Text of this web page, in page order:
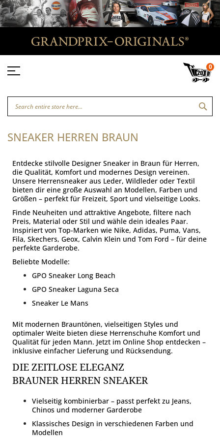
0
SNEAKER HERREN BRAUN
Entdecke stilvolle Designer Sneaker in Braun für Herren,
die Qualität, Komfort und modernes Design vereinen.
Unsere Herrensneaker aus Leder, Wildleder oder Textil
bieten dir eine große Auswahl an Modellen, Farben und
Größen – perfekt für Freizeit, Sport und vielseitige Looks.
Finde Neuheiten und attraktive Angebote, filtere nach
Preis, Material oder Stil und wähle dein ideales Paar.
Inspiriert von Top-Marken wie Nike, Adidas, Puma, Vans,
Fila, Skechers, Geox, Calvin Klein und Tom Ford – für deine
perfekte Garderobe.
Beliebte Modelle:
GPO Sneaker Long Beach
GPO Sneaker Laguna Seca
Sneaker Le Mans
Mit modernen Brauntönen, vielseitigen Styles und
optimaler Weite bieten diese Herrenschuhe Komfort und
Qualität für jeden Mann. Jetzt im Online Shop entdecken –
inklusive einfacher Lieferung und Rücksendung.
DIE ZEITLOSE ELEGANZ
BRAUNER HERREN SNEAKER
Vielseitig kombinierbar – passt perfekt zu Jeans,
Chinos und moderner Garderobe
Klassisches Design in verschiedenen Farben und
Modellen